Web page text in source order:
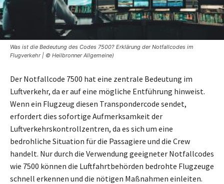
Was ist die Bedeutung des Codes 7500? Erklärung der Notfallcodes im
Flugverkehr | © Heilbronner Allgemeine)
Der Notfallcode 7500 hat eine zentrale Bedeutung im
Luftverkehr, da er auf eine mögliche Entführung hinweist.
Wenn ein Flugzeug diesen Transpondercode sendet,
erfordert dies sofortige Aufmerksamkeit der
Luftverkehrskontrollzentren, da es sich um eine
bedrohliche Situation für die Passagiere und die Crew
handelt. Nur durch die Verwendung geeigneter Notfallcodes
wie 7500 können die Luftfahrtbehörden bedrohte Flugzeuge
schnell erkennen und die nötigen Maßnahmen einleiten.